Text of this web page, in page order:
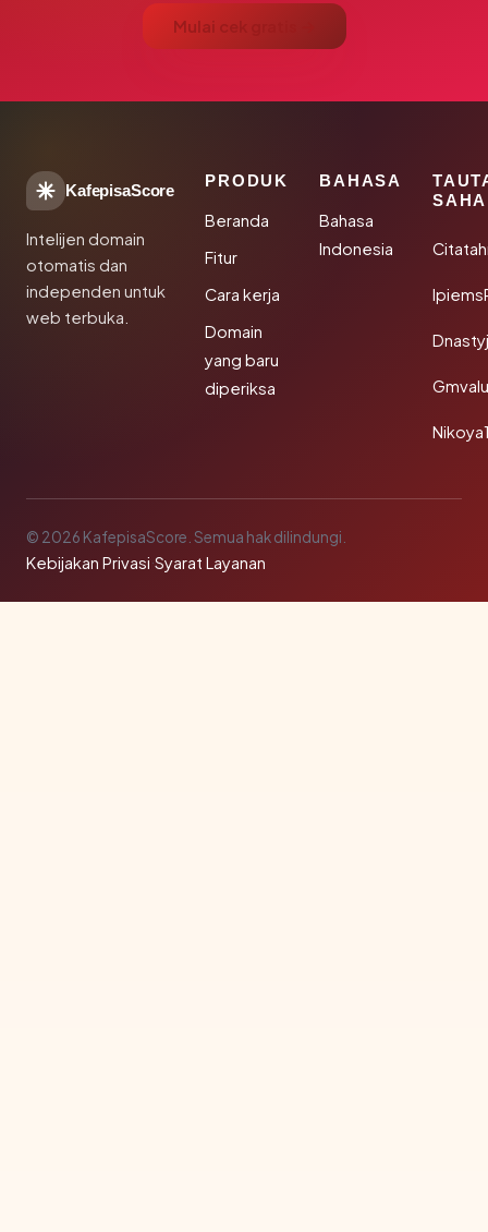
Mulai cek gratis →
KafepisaScore
Intelijen domain
otomatis dan
independen untuk
web terbuka.
PRODUK
Beranda
Fitur
Cara kerja
Domain
yang baru
diperiksa
BAHASA
Bahasa
Indonesia
© 2026 KafepisaScore. Semua hak dilindungi.
Kebijakan Privasi·Syarat Layanan